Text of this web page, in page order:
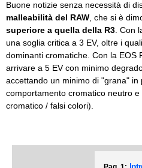
Buone notizie senza necessità di
malleabilità del RAW , che si è
superiore a quella della R3 . Con
una soglia critica a 3 EV, oltre i
dominanti cromatiche. Con la EOS
arrivare a 5 EV con minimo
accettando un minimo di "grana" in
comportamento cromatico neutro
cromatico / falsi colori).